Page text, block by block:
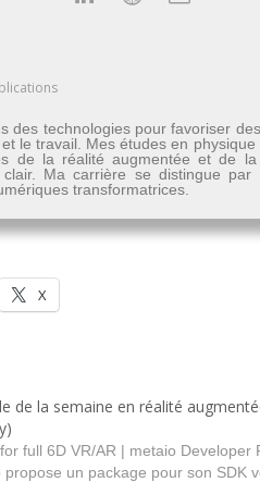
des technologies pour favoriser
le travail. Mes études en
de la réalité augmentée et de
Ma carrière se distingue
transformatrices.
X
de la semaine en réalité
full 6D VR/AR | metaio Developer
propose un package pour son SDK